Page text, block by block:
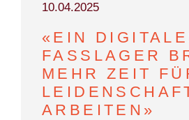
10.04.2025
«EIN
FASSLAGER
MEHR ZEIT
ARBEITEN»